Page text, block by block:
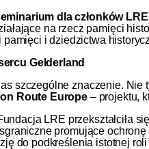
dla członków LRE
na rzecz pamięci
pamięci i dziedzictwa
Gelderland
szczególne znaczenie.
Route Europe – projektu,
LRE przekształciła
promujące
do podkreślenia istotnej